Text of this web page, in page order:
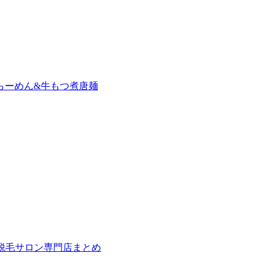
ーめん&牛もつ煮唐麺
毛サロン専門店まとめ